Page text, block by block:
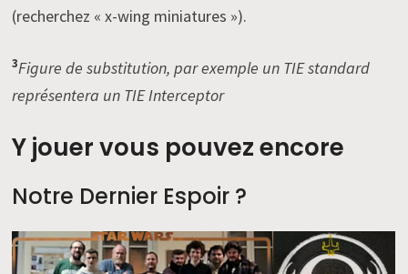
(recherchez « x-wing miniatures »).
3Figure de substitution, par exemple un TIE standard
représentera un TIE Interceptor
Y jouer vous pouvez encore
Notre Dernier Espoir ?